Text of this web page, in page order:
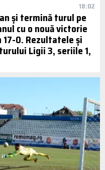
18:02
și termină turul pe
cu o nouă victorie
0. Rezultatele și
Ligii 3, seriile 1,